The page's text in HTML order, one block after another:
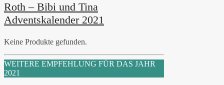
Roth – Bibi und Tina
Adventskalender 2021
Keine Produkte gefunden.
WEITERE EMPFEHLUNG FÜR DAS JAHR
2021